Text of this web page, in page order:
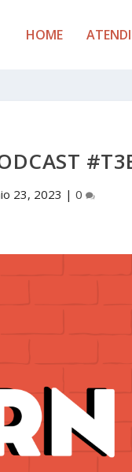
HOME
23, 2023 |0